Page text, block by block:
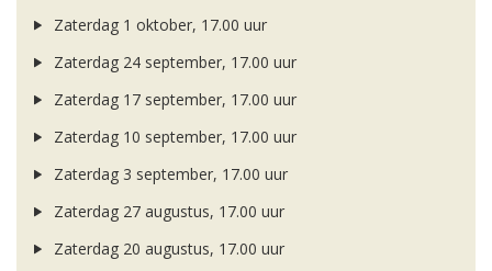
Zaterdag 1 oktober, 17.00 uur
Zaterdag 24 september, 17.00 uur
Zaterdag 17 september, 17.00 uur
Zaterdag 10 september, 17.00 uur
Zaterdag 3 september, 17.00 uur
Zaterdag 27 augustus, 17.00 uur
Zaterdag 20 augustus, 17.00 uur